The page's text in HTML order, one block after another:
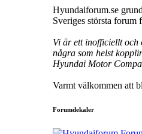
Hyundaiforum.se
Sveriges största
Vi är ett inofficiellt och
några som helst
Hyundai Motor
Varmt välkommen att
Forumdekaler